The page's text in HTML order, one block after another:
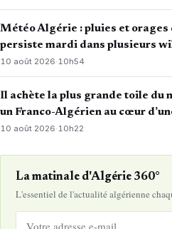
Météo Algérie : pluies et orages
persiste mardi dans plusieurs
10 août 2026· 10h54
Il achète la plus grande toile du
un Franco-Algérien au cœur
10 août 2026·10h22
La matinale d'Algérie 360°
L'essentiel de l'actualité algérienne